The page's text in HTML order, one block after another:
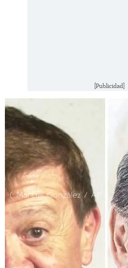
[Publicidad]
( Marcial González / AP )